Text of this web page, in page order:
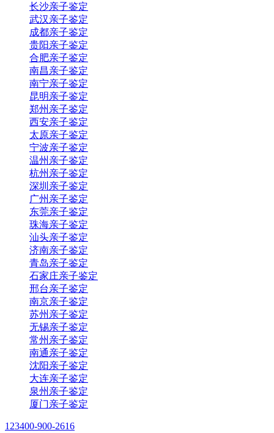
长沙亲子鉴定
武汉亲子鉴定
成都亲子鉴定
贵阳亲子鉴定
合肥亲子鉴定
南昌亲子鉴定
南宁亲子鉴定
昆明亲子鉴定
郑州亲子鉴定
西安亲子鉴定
太原亲子鉴定
宁波亲子鉴定
温州亲子鉴定
杭州亲子鉴定
深圳亲子鉴定
广州亲子鉴定
东莞亲子鉴定
珠海亲子鉴定
汕头亲子鉴定
济南亲子鉴定
青岛亲子鉴定
石家庄亲子鉴定
邢台亲子鉴定
南京亲子鉴定
苏州亲子鉴定
无锡亲子鉴定
常州亲子鉴定
南通亲子鉴定
沈阳亲子鉴定
大连亲子鉴定
泉州亲子鉴定
厦门亲子鉴定
123400-900-2616